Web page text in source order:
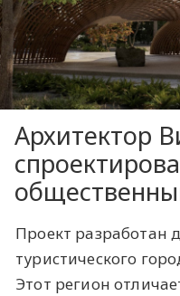
Архитектор
Проект разработан
туристического
Этот регион